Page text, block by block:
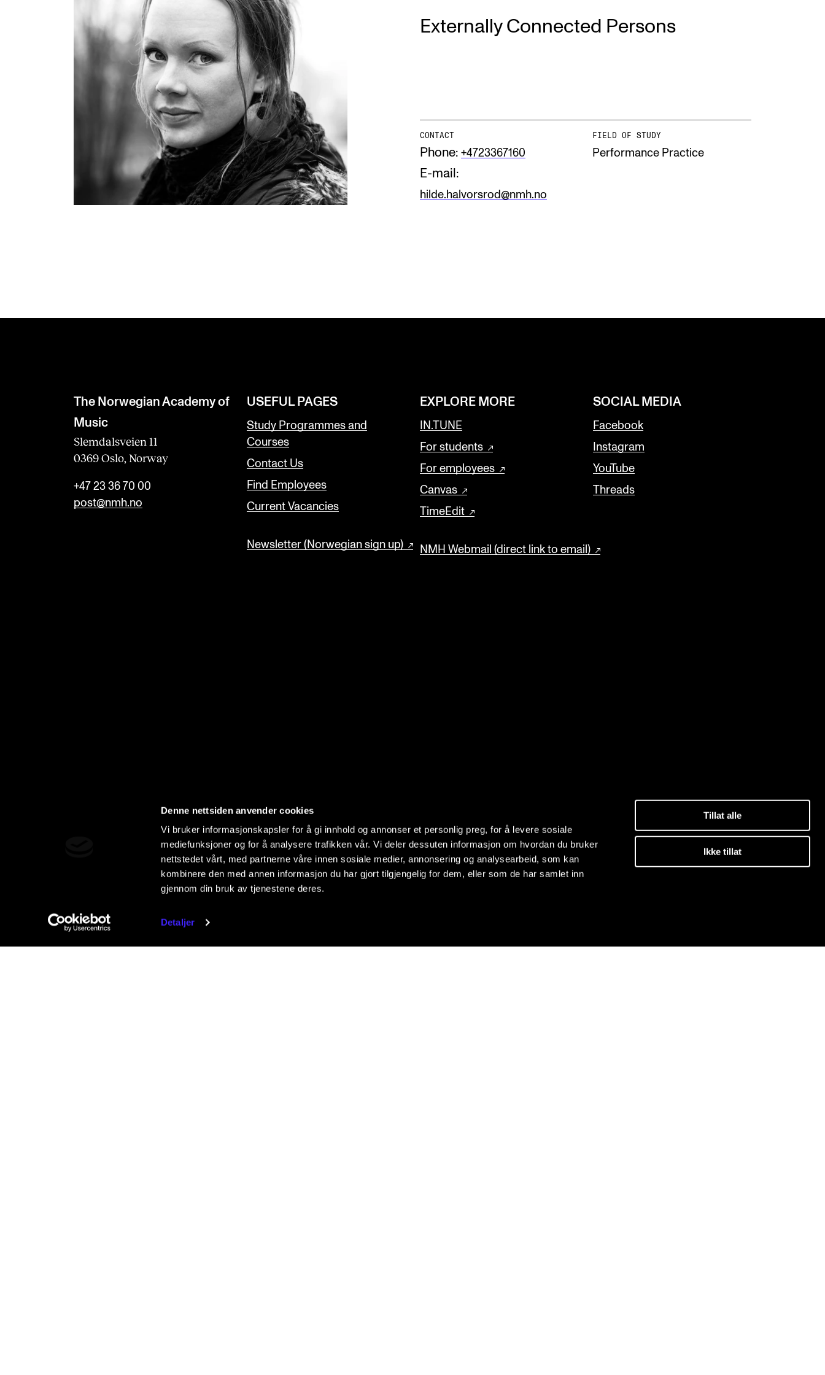
Denne nettsiden anvender cookies
Vi bruker informasjonskapsler for å gi innhold og annonser et personlig preg, for å levere sosiale
mediefunksjoner og for å analysere trafikken vår. Vi deler dessuten informasjon om hvordan du bruker
nettstedet vårt, med partnerne våre innen sosiale medier, annonsering og analysearbeid, som kan
kombinere den med annen informasjon du har gjort tilgjengelig for dem, eller som de har samlet inn
gjennom din bruk av tjenestene deres.
Detaljer
Tillat alle
Ikke tillat
INTERNATIONAL
Collaboration
International Activities
About the Academy
Find Employees
For Students and Employees
The Student Committee (SUT)
(student.nmh.no)
Current Vacancies
Externally Connected Persons
CONTACT
Phone: +4723367160
E-mail:
hilde.halvorsrod@nmh.no
FIELD OF STUDY
Performance Practice
The Norwegian Academy of
Music
Slemdalsveien 11
0369 Oslo, Norway
+47 23 36 70 00
post@nmh.no
USEFUL PAGES
Study Programmes and
Courses
Contact Us
Find Employees
Current Vacancies
Newsletter (Norwegian sign up)
EXPLORE MORE
IN.TUNE
For students
For employees
Canvas
TimeEdit
NMH Webmail (direct link to email)
SOCIAL MEDIA
Facebook
Instagram
YouTube
Threads